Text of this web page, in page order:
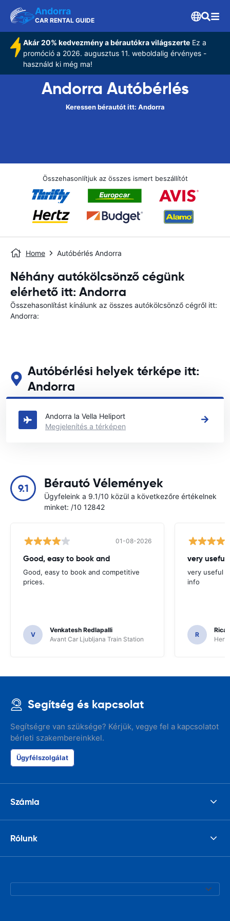
Andorra
CAR RENTAL GUIDE
Akár 20% kedvezmény a bérautókra világszerteEz a
promóció a 2026. augusztus 11. weboldalig érvényes -
használd ki még ma!
Andorra Autóbérlés
Keressen bérautót itt: Andorra
Összehasonlítjuk az összes ismert beszállítót
Home Autóbérlés Andorra
Néhány autókölcsönző cégünk
elérhető itt: Andorra
Összehasonlítást kínálunk az összes autókölcsönző cégről itt:
Andorra:
Autóbérlési helyek térképe itt:
Andorra
Tekintse meg fő autóbérlési helyeinket itt: Andorra
Andorra la Vella Heliport
Megjelenítés a térképen
9.1 Bérautó Vélemények
Ügyfeleink a 9.1/10 közül a következőre értékelnek
minket: /10 12842
01-08-2026
Good, easy to book and
Good, easy to book and competitive
prices.
V
Venkatesh Redlapalli
Avant Car Ljubljana Train Station
very useful
very useful
info
R
Segítség és kapcsolat
Segítségre van szüksége? Kérjük, vegye fel a kapcsolatot
bérleti szakembereinkkel.
Ügyfélszolgálat
Számla
Rólunk